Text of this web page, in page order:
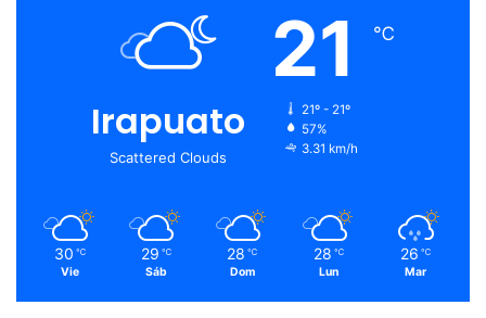
Irapuato
Scattered Clouds
21 ℃
21º - 21º
57%
3.31 km/h
30 ℃
Vie
29 ℃
Sáb
28 ℃
Dom
28 ℃
Lun
26 ℃
Mar